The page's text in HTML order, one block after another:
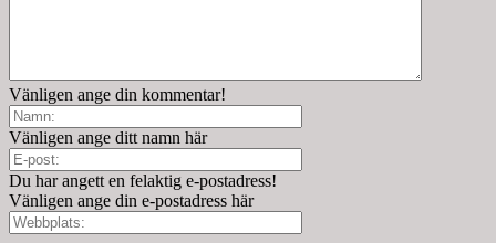
Vänligen ange din kommentar!
Vänligen ange ditt namn här
Du har angett en felaktig e-postadress!
Vänligen ange din e-postadress här